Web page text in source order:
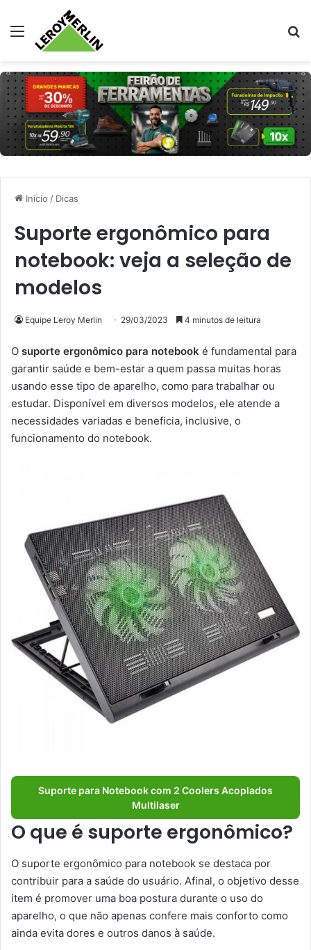
Menu
Início / Dicas
Suporte ergonômico para
notebook: veja a seleção de
modelos
Equipe Leroy Merlin 29/03/2023 4 minutos de leitura
O suporte ergonômico para notebook é fundamental para
garantir saúde e bem-estar a quem passa muitas horas
usando esse tipo de aparelho, como para trabalhar ou
estudar. Disponível em diversos modelos, ele atende a
necessidades variadas e beneficia, inclusive, o
funcionamento do notebook.
Suporte para Notebook com 2 Coolers Acoplados
Multilaser
O que é suporte ergonômico?
O suporte ergonômico para notebook se destaca por
contribuir para a saúde do usuário. Afinal, o objetivo desse
item é promover uma boa postura durante o uso do
aparelho, o que não apenas confere mais conforto como
ainda evita dores e outros danos à saúde.